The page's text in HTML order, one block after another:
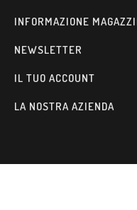
INFORMAZIONE
NEWSLETTER
IL TUO ACCOUNT
LA NOSTRA AZIENDA